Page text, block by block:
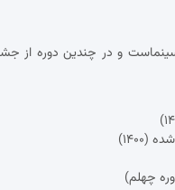
و در چندین دوره از
چهلم)